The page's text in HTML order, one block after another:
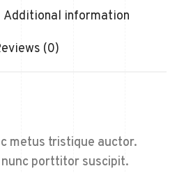
Additional information
(0)
metus tristique auctor.
porttitor suscipit.